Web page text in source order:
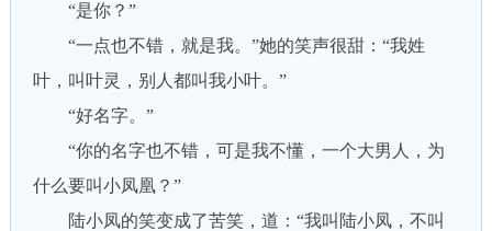
“是你？”
“一点也不错，就是我。”她的笑声很甜：“我姓
叶，叫叶灵，别人都叫我小叶。”
“好名字。”
“你的名字也不错，可是我不懂，一个大男人，为
什么要叫小凤凰？”
陆小凤的笑变成了苦笑，道：“我叫陆小凤，不叫